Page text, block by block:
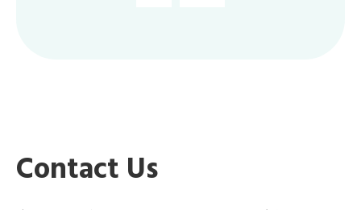
Contact Us